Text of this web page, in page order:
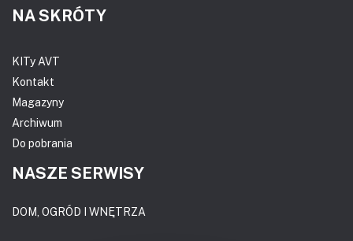
NA SKRÓTY
KITy AVT
Kontakt
Magazyny
Archiwum
Do pobrania
NASZE SERWISY
DOM, OGRÓD I WNĘTRZA